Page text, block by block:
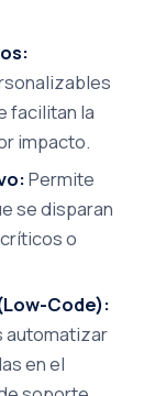
facilitan la
impacto.
Permite
se disparan
o
Code):
automatizar
en el